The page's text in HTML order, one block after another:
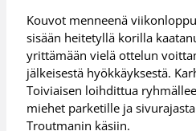
Kouvot menneenä
sisään heitetyllä korilla
yrittämään vielä ottelun
jälkeisestä hyökkäyksestä.
Toiviaisen loihdittua
miehet parketille ja
Troutmanin käsiin.